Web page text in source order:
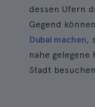
dessen Ufern
Gegend
Dubai machen,
nahe
Stadt